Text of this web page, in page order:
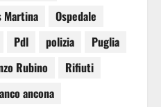
Martina
Ospedale
Pdl polizia
Puglia
Rubino
Rifiuti
ancona